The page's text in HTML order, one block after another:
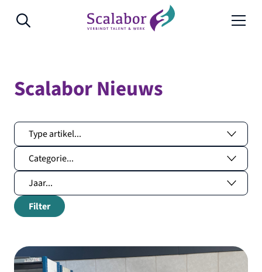
Scalabor Nieuws
Filter